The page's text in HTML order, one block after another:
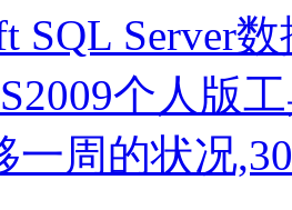
SQL Server
个人版
一周的状况